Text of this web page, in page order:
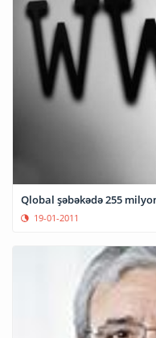
Qlobal şəbəkədə 255
19-01-2011